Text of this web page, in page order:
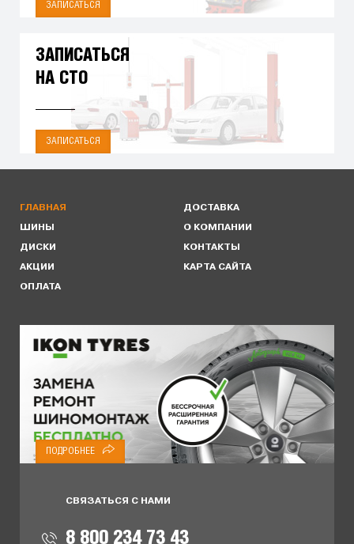
ЗАПИСАТЬСЯ
ЗАПИСАТЬСЯ
НА СТО
ЗАПИСАТЬСЯ
ГЛАВНАЯ
ШИНЫ
ДИСКИ
АКЦИИ
ОПЛАТА
ДОСТАВКА
О КОМПАНИИ
КОНТАКТЫ
КАРТА САЙТА
ПОДРОБНЕЕ
СВЯЗАТЬСЯ С НАМИ
8 800 234 73 43